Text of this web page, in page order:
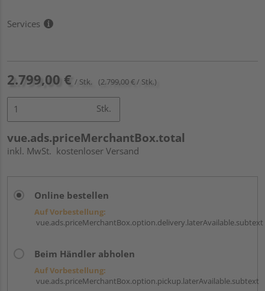
Services
2.799,00 € / Stk. (2.799,00 € / Stk.)
Stk.
vue.ads.priceMerchantBox.total
inkl. MwSt. kostenloser Versand
Online bestellen
Auf Vorbestellung:
vue.ads.priceMerchantBox.option.delivery.laterAvailable.subtext
Beim Händler abholen
Auf Vorbestellung:
vue.ads.priceMerchantBox.option.pickup.laterAvailable.subtext